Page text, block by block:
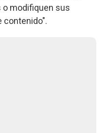
modifiquen sus
contenido".